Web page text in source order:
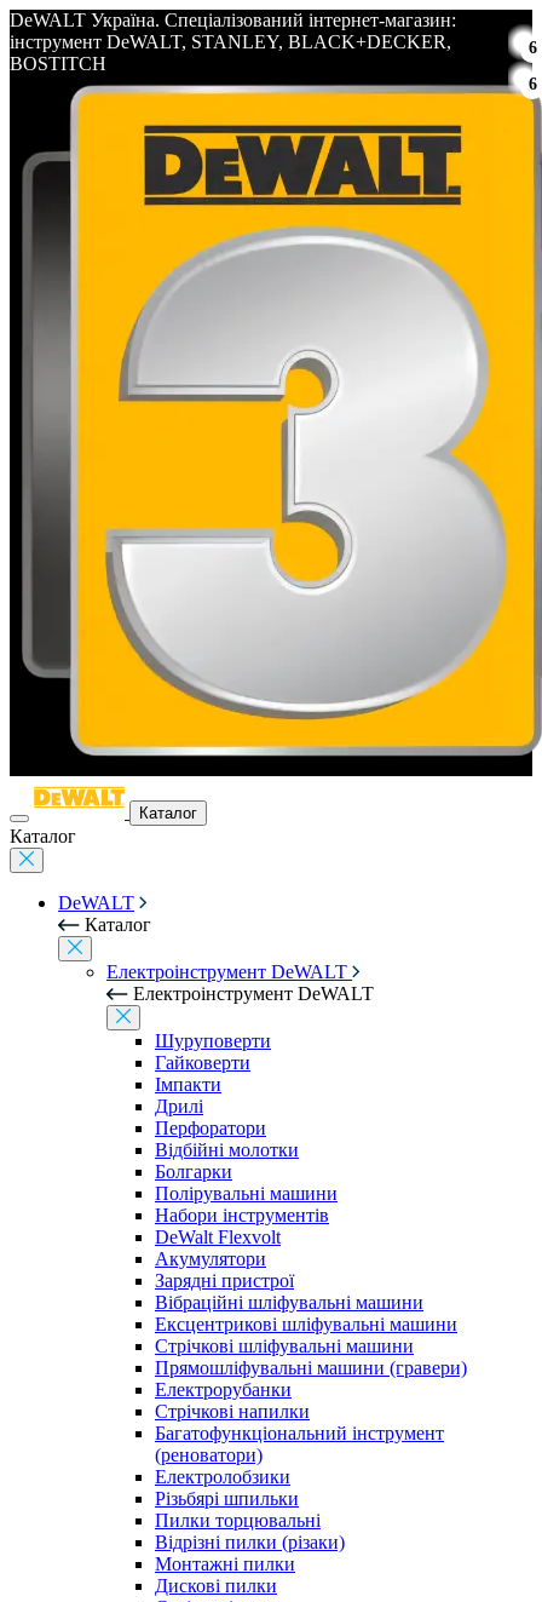
DeWALT Україна. Спеціалізований інтернет-магазин:
інструмент DeWALT, STANLEY, BLACK+DECKER,
BOSTITCH
Каталог
Каталог
DeWALT
Каталог
Електроінструмент DeWALT
Електроінструмент DeWALT
Шуруповерти
Гайковерти
Імпакти
Дрилі
Перфоратори
Відбійні молотки
Болгарки
Полірувальні машини
Набори інструментів
DeWalt Flexvolt
Акумулятори
Зарядні пристрої
Вібраційні шліфувальні машини
Ексцентрикові шліфувальні машини
Стрічкові шліфувальні машини
Прямошліфувальні машини (гравери)
Електрорубанки
Стрічкові напилки
Багатофункціональний інструмент
(реноватори)
Електролобзики
Різьбярі шпильки
Пилки торцювальні
Відрізні пилки (різаки)
Монтажні пилки
Дискові пилки
6
6